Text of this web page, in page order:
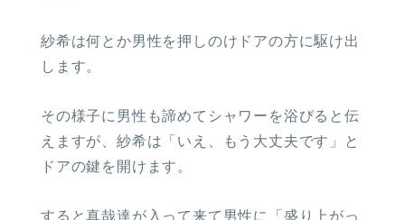
紗希は何とか男性を押しのけドアの方に駆け出
します。
その様子に男性も諦めてシャワーを浴びると伝
えますが、紗希は「いえ、もう大丈夫です」と
ドアの鍵を開けます。
すると真哉達が入って来て男性に「盛り上がっ